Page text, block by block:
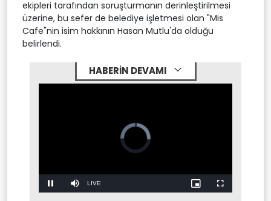
ekipleri tarafından soruşturmanın derinleştirilmesi
üzerine, bu sefer de belediye işletmesi olan "Mis
Cafe"nin isim hakkının Hasan Mutlu'da olduğu
belirlendi.
HABERİN DEVAMI
Video
Player
is
loading.
Pause Mute Stream
LIVE
Picture-
in-
Fullscreen